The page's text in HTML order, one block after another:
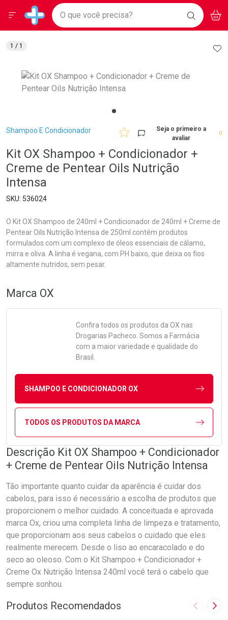
Drogarias Pacheco
Baixe nosso APP e aproveite Ofertas Exclusivas!
BAIXE
O APP
Ir direto para a home
pela página
Ir direto para o conteúdo
Ir direto para a busca
Ir direto para a conta
Ir direto para a notificações
Ir direto para o carrinho
Ir direto para o menu
Faça a sua busca
O que você precisa? BUSCAR
Menu
Breadcrumb
Shampoo E Condicionador
Seja o primeiro a
avaliar
0
Kit OX Shampoo + Condicionador +
Creme de Pentear Oils Nutrição
Intensa
536024
O Kit OX Shampoo de 240ml + Condicionador de 240ml + Creme de
Pentear Oils Nutrição Intensa de 250ml contém produtos
formulados com um complexo de óleos essenciais de cálamo,
mirra e oliva. A linha é vegana, com PH baixo, que deixa os fios
altamente nutridos, sem pesar.
1 / 1
Marca OX
Confira todos os produtos da OX nas
Drogarias Pacheco. Somos a Farmácia
com a maior variedade e qualidade do
Brasil.
SHAMPOO E CONDICIONADOR OX
TODOS OS PRODUTOS DA MARCA
Descrição Kit OX Shampoo + Condicionador
+ Creme de Pentear Oils Nutrição Intensa
Tão importante quanto cuidar da aparência é cuidar dos
cabelos, para isso é necessário a escolha de produtos que
proporcionem o melhor cuidado. A conceituada e aprovada
marca Ox, criou uma completa linha de limpeza e tratamento,
que proporcionam aos seus cabelos o cuidado que eles
realmente merecem. Desde o liso ao encaracolado e do
seco ao oleoso. Com o Kit Shampoo + Condicionador +
Creme Ox Nutrição Intensa 240ml você terá o cabelo que
sempre sonhou.
Produtos Recomendados Imagem